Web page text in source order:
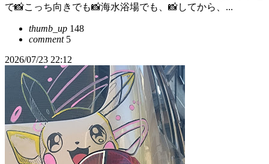
で📸こっち向きでも📸海水浴場でも、📸してから、...
thumb_up 148
comment5
2026/07/23 22:12